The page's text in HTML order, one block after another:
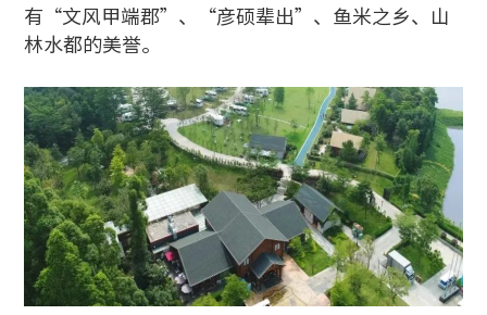
有“文风甲端郡”、“彦硕辈出”、鱼米之乡、山
林水都的美誉。